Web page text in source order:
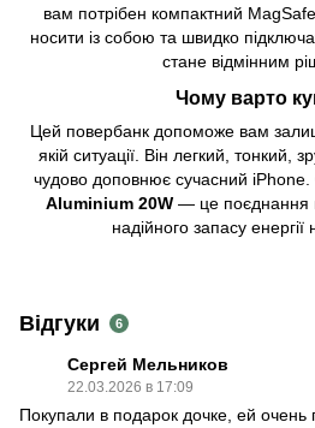
вам потрібен компактний
носити із собою та швидко
стане відмінним
Чому варто
Цей повербанк допоможе вам
якій ситуації. Він легкий, тонкий,
чудово доповнює сучасний iPhone.
Aluminium 20W — це поєднання
надійного запасу
Відгуки 6
Сергей Мельников
22.03.2026 в 17:09
Покупали в подарок дочке, ей очень